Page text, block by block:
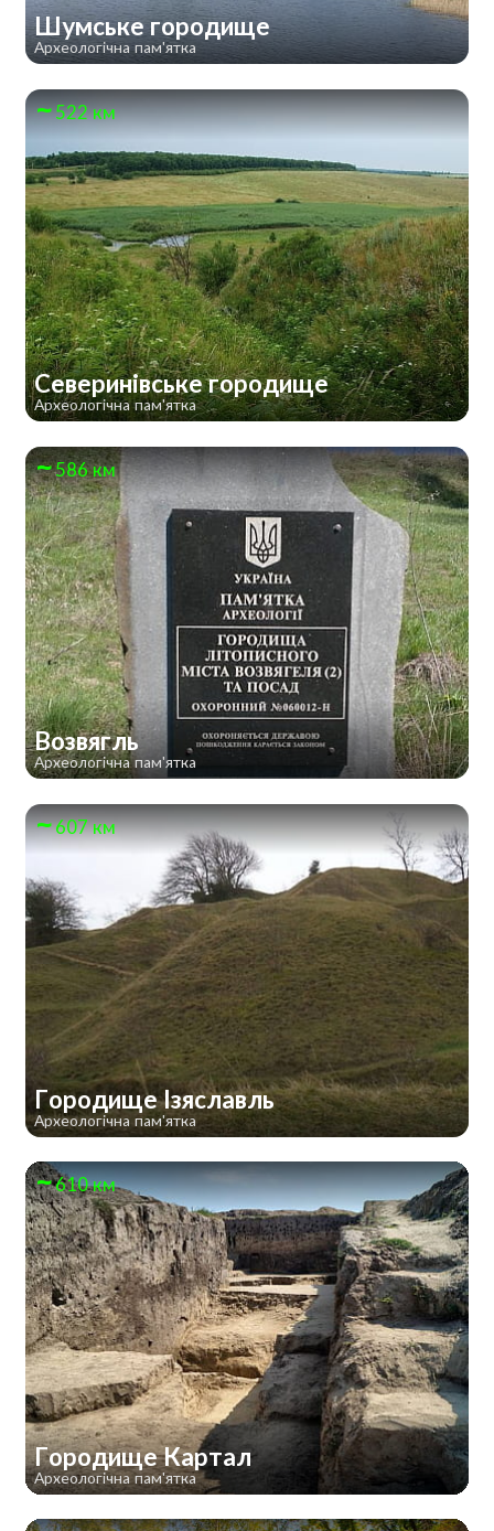
Шумське городище
Археологічна пам'ятка
522 км
Северинівське городище
Археологічна пам'ятка
586 км
Возвягль
Археологічна пам'ятка
607 км
Городище Ізяславль
Археологічна пам'ятка
610 км
Городище Картал
Археологічна пам'ятка